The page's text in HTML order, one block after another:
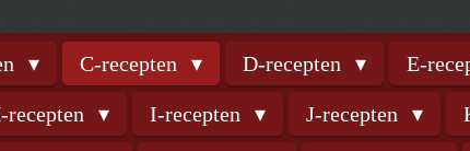
C-recepten D-recepten E-
recepten I-recepten J-recepten